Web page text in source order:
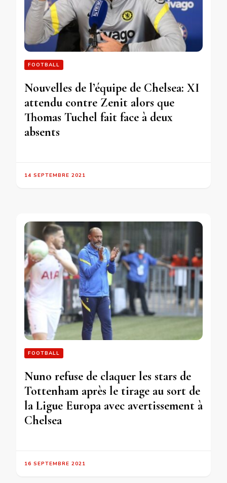
FOOTBALL
Nouvelles de l’équipe de Chelsea: XI
attendu contre Zenit alors que
Thomas Tuchel fait face à deux
absents
14 SEPTEMBRE 2021
FOOTBALL
Nuno refuse de claquer les stars de
Tottenham après le tirage au sort de
la Ligue Europa avec avertissement à
Chelsea
16 SEPTEMBRE 2021